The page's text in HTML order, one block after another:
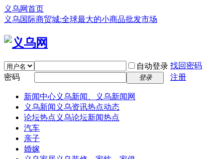
义乌网首页
义乌国际商贸城:全球最大的小商品批发市场
自动登录 找回密码
密码
登录 注册
新闻中心义乌新闻、义乌新闻网
义乌新闻 义乌资讯热点动态
论坛热点 义乌论坛新闻热点
汽车
亲子
婚嫁